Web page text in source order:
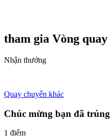
tham gia Vòng quay
Nhận thưởng
Quay chuyến khác
Chúc mừng bạn đã trúng
1 điểm